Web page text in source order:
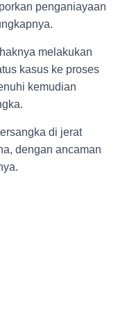
penganiayaan
melakukan
kasus ke proses
kemudian
di jerat
dengan ancaman